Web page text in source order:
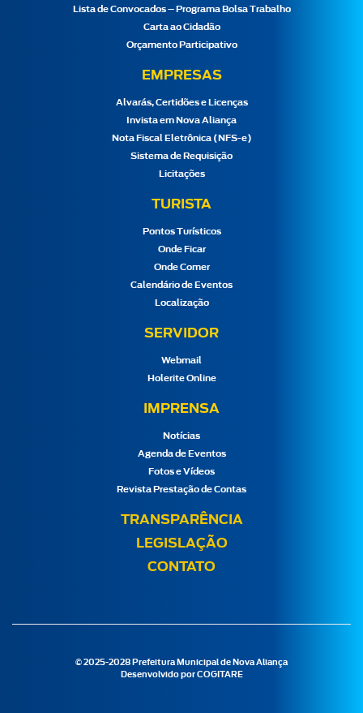
Lista de Convocados – Programa Bolsa Trabalho
Carta ao Cidadão
Orçamento Participativo
EMPRESAS
Alvarás, Certidões e Licenças
Invista em Nova Aliança
Nota Fiscal Eletrônica (NFS-e)
Sistema de Requisição
Licitações
TURISTA
Pontos Turísticos
Onde Ficar
Onde Comer
Calendário de Eventos
Localização
SERVIDOR
Webmail
Holerite Online
IMPRENSA
Notícias
Agenda de Eventos
Fotos e Vídeos
Revista Prestação de Contas
TRANSPARÊNCIA
LEGISLAÇÃO
CONTATO
© 2025-2028 Prefeitura Municipal de Nova Aliança
Desenvolvido por COGITARE